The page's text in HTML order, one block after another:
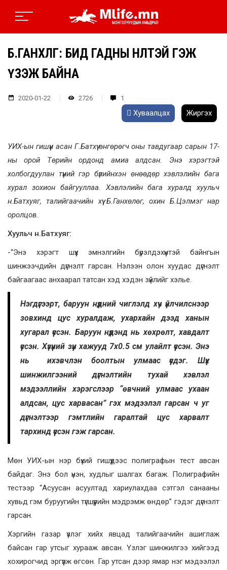
Б.ГАНХӨЛӨГ: БИД ГАДНЫ НӨЛӨӨТЭЙ ГЭЖ
ҮЗЭЖ БАЙНА
2020-01-22 2726 1
Хуваалцах Жиргэх
УИХ-ын гишүүн асан Г.Батхүү өнгөрөгч оны тавдугаар сарын 17-
ны орой Төрийн ордонд амиа алдсан. Энэ хэрэгтэй
холбогдуулан түүний гэр бүлийнхэн өнөөдөр хэвлэлийн бага
хурал зохион байгууллаа. Хэвлэлийн бага хуралд хуульч
н.Батхуяг, талийгаачийн хүү Б.Ганхөлөг, охин Б.Цэлмэг нар
оролцов.
Хуульч н.Батхуяг:
-“Энэ хэрэгт шүүх эмнэлгийн бүрэлдэхүүнтэй байнгын
шинжээчдийн дүгнэлт гарсан. Нэлээн олон хуудас дүгнэлт
байгаагаас анхаарал татсан хэд хэдэн зүйлийг хэлье.
Нэгдүгээрт, баруун нүдний чиглэлд хүч үйлчилснээр
зовхинд цус хуралдаж, ухархайн дээд ханын
хугарал үүссэн. Баруун нүдэнд нь хөхрөлт, хавдалт
үүссэн. Хүзүүний зүүн хажууд 7х0.5 см улайлт үүссэн. Энэ
нь ихэвчлэн боолтын улмаас үүсдэг. Шүүх
шинжилгээний дүгнэлтийн тухай хэвлэл
мэдээллийн хэрэгслээр “өвчний улмаас ухаан
алдсан, цус харвасан” гэх мэдээлэл гарсан ч уг
дүгнэлтээр гэмтлийн гаралтай цус харвалт
тархинд үүссэн гэж гарсан.
Мөн УИХ-ын нэр бүхий гишүүдээс полиграфын тест авсан
байдаг. Энэ бол үнэн, худлыг шалгах багаж. Полиграфийн
тестээр “Асуусан асуултад хариулахдаа сэтгэл санааны
хувьд гэм буруугийн түгшүүрийн мэдрэмж өндөр” гэдэг дүгнэлт
гарсан.
Хэргийн газар үзлэг хийх явцад талийгаачийн ашиглаж
байсан гар утсыг хурааж авсан. Үзлэг шинжилгээ хийгээд
хохирогчид эргүүлж өгсөн. Гар утсан дээр ямар нэг мэдээлэл